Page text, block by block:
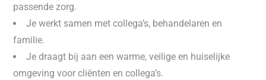
passende zorg.
Je werkt samen met collega’s, behandelaren en
familie.
Je draagt bij aan een warme, veilige en huiselijke
omgeving voor cliënten en collega’s.